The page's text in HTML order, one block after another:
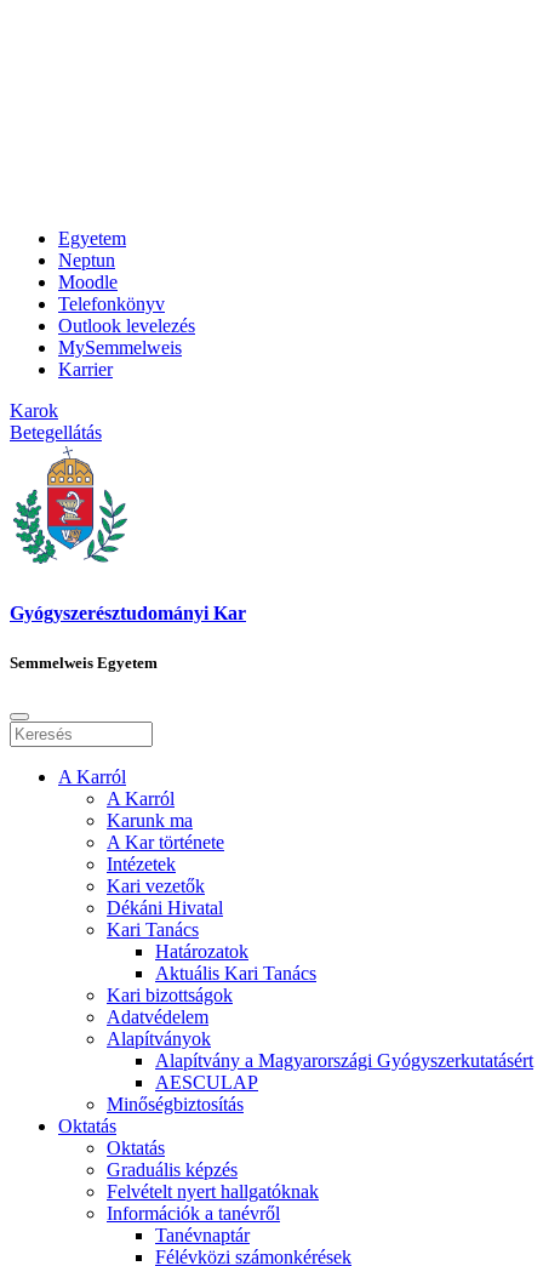
Egyetem
Neptun
Moodle
Telefonkönyv
Outlook levelezés
MySemmelweis
Karrier
Karok
Betegellátás
Gyógyszerésztudományi Kar
Semmelweis Egyetem
A Karról
A Karról
Karunk ma
A Kar története
Intézetek
Kari vezetők
Dékáni Hivatal
Kari Tanács
Határozatok
Aktuális Kari Tanács
Kari bizottságok
Adatvédelem
Alapítványok
Alapítvány a Magyarországi Gyógyszerkutatásért
AESCULAP
Minőségbiztosítás
Oktatás
Oktatás
Graduális képzés
Felvételt nyert hallgatóknak
Információk a tanévről
Tanévnaptár
Félévközi számonkérések